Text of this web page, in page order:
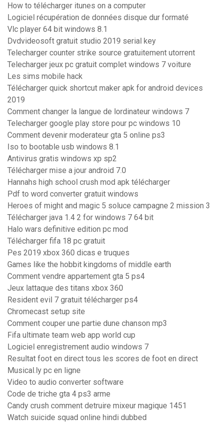
How to télécharger itunes on a computer
Logiciel récupération de données disque dur formaté
Vlc player 64 bit windows 8.1
Dvdvideosoft gratuit studio 2019 serial key
Telecharger counter strike source gratuitement utorrent
Telecharger jeux pc gratuit complet windows 7 voiture
Les sims mobile hack
Télécharger quick shortcut maker apk for android devices
2019
Comment changer la langue de lordinateur windows 7
Telecharger google play store pour pc windows 10
Comment devenir moderateur gta 5 online ps3
Iso to bootable usb windows 8.1
Antivirus gratis windows xp sp2
Télécharger mise a jour android 7.0
Hannahs high school crush mod apk télécharger
Pdf to word converter gratuit windows
Heroes of might and magic 5 soluce campagne 2 mission 3
Télécharger java 1.4 2 for windows 7 64 bit
Halo wars definitive edition pc mod
Télécharger fifa 18 pc gratuit
Pes 2019 xbox 360 dicas e truques
Games like the hobbit kingdoms of middle earth
Comment vendre appartement gta 5 ps4
Jeux lattaque des titans xbox 360
Resident evil 7 gratuit télécharger ps4
Chromecast setup site
Comment couper une partie dune chanson mp3
Fifa ultimate team web app world cup
Logiciel enregistrement audio windows 7
Resultat foot en direct tous les scores de foot en direct
Musical.ly pc en ligne
Video to audio converter software
Code de triche gta 4 ps3 arme
Candy crush comment detruire mixeur magique 1451
Watch suicide squad online hindi dubbed